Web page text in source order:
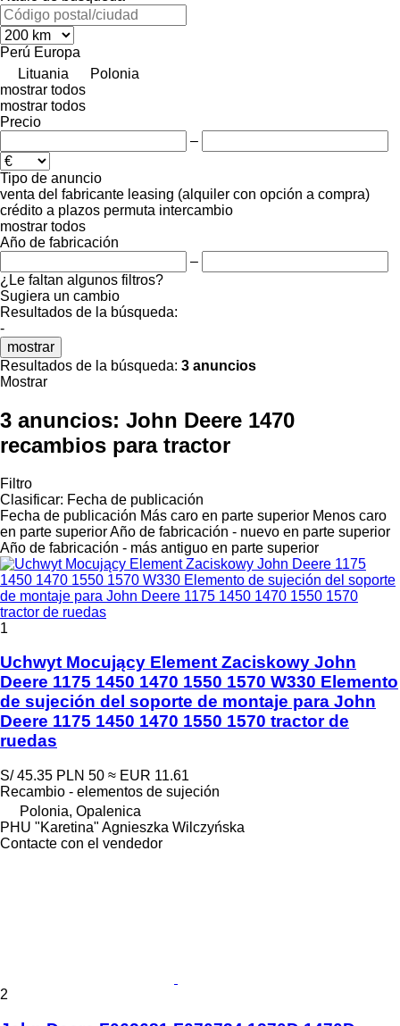
Perú Europa
Lituania
Polonia
mostrar todos
mostrar todos
Precio
–
Tipo de anuncio
venta del fabricante leasing (alquiler con opción a compra)
crédito a plazos permuta intercambio
mostrar todos
Año de fabricación
–
¿Le faltan algunos filtros?
Sugiera un cambio
Resultados de la búsqueda:
-
mostrar
Resultados de la búsqueda: 3 anuncios
Mostrar
3 anuncios: John Deere 1470
recambios para tractor
Filtro
Clasificar: Fecha de publicación
Fecha de publicación Más caro en parte superior Menos caro
en parte superiorAño de fabricación - nuevo en parte superior
Año de fabricación - más antiguo en parte superior
1
Uchwyt Mocujący Element Zaciskowy John
Deere 1175 1450 1470 1550 1570 W330 Elemento
de sujeción del soporte de montaje para John
Deere 1175 1450 1470 1550 1570 tractor de
ruedas
S/ 45.35 PLN 50 ≈ EUR 11.61
Recambio - elementos de sujeción
Polonia, Opalenica
PHU "Karetina" Agnieszka Wilczyńska
Contacte con el vendedor
2